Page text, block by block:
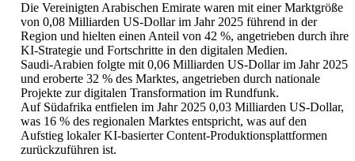
Die Vereinigten Arabischen Emirate waren mit einer Marktgröße
von 0,08 Milliarden US-Dollar im Jahr 2025 führend in der
Region und hielten einen Anteil von 42 %, angetrieben durch ihre
KI-Strategie und Fortschritte in den digitalen Medien.
Saudi-Arabien folgte mit 0,06 Milliarden US-Dollar im Jahr 2025
und eroberte 32 % des Marktes, angetrieben durch nationale
Projekte zur digitalen Transformation im Rundfunk.
Auf Südafrika entfielen im Jahr 2025 0,03 Milliarden US-Dollar,
was 16 % des regionalen Marktes entspricht, was auf den
Aufstieg lokaler KI-basierter Content-Produktionsplattformen
zurückzuführen ist.